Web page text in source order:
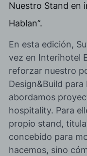
Nuestro Stand en
Hablan”.
En esta edición,
vez en Interihotel
reforzar nuestro
Design&Build
abordamos
hospitality. Para
propio stand,
concebido para
hacemos, sino